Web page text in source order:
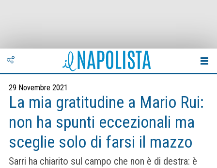
29 Novembre 2021
La mia gratitudine a Mario Rui:
non ha spunti eccezionali ma
sceglie solo di farsi il mazzo
Sarri ha chiarito sul campo che non è di destra: è